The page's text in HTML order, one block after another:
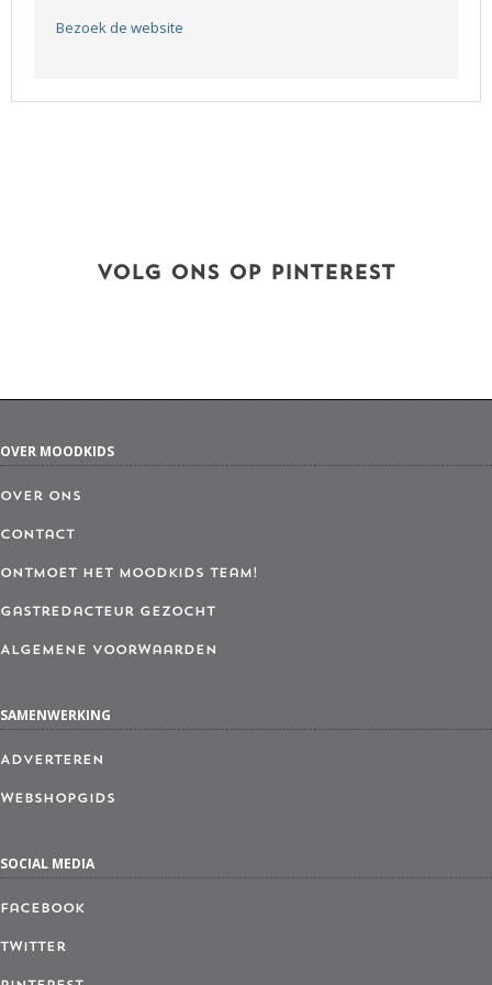
Bezoek de website
VOLG ONS OP PINTEREST
OVER MOODKIDS
Over ons
Contact
Ontmoet het MoodKids Team!
Gastredacteur gezocht
Algemene Voorwaarden
SAMENWERKING
Adverteren
Webshopgids
SOCIAL MEDIA
Facebook
Twitter